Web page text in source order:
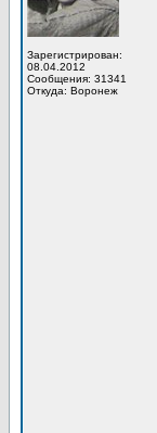
Зарегистрирован:
08.04.2012
Сообщения: 31341
Откуда: Воронеж